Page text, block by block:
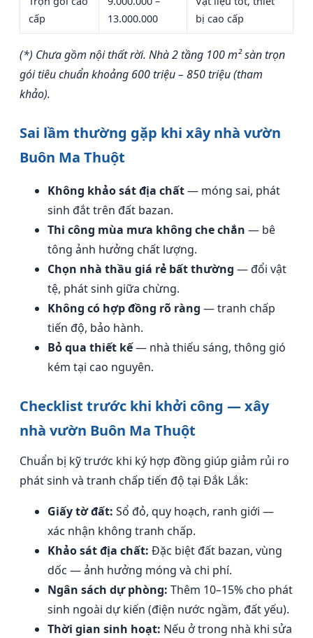
cấp
13.000.000
bị cao cấp
(*) Chưa gồm nội thất rời. Nhà 2 tầng 100 m² sàn trọn
gói tiêu chuẩn khoảng 600 triệu – 850 triệu (tham
khảo).
Sai lầm thường gặp khi xây nhà vườn
Buôn Ma Thuột
Không khảo sát địa chất— móng sai, phát
sinh đắt trên đất bazan.
Thi công mùa mưa không che chắn — bê
tông ảnh hưởng chất lượng.
Chọn nhà thầu giá rẻ bất thường — đổi vật
tệ, phát sinh giữa chừng.
Không có hợp đồng rõ ràng — tranh chấp
tiến độ, bảo hành.
Bỏ qua thiết kế— nhà thiếu sáng, thông gió
kém tại cao nguyên.
Checklist trước khi khởi công — xây
nhà vườn Buôn Ma Thuột
Chuẩn bị kỹ trước khi ký hợp đồng giúp giảm rủi ro
phát sinh và tranh chấp tiến độ tại Đắk Lắk:
Giấy tờ đất: Sổ đỏ, quy hoạch, ranh giới —
xác nhận không tranh chấp.
Khảo sát địa chất: Đặc biệt đất bazan, vùng
dốc — ảnh hưởng móng và chi phí.
Ngân sách dự phòng: Thêm 10–15% cho phát
sinh ngoài dự kiến (điện nước ngầm, đất yếu).
Thời gian sinh hoạt: Nếu ở trong nhà khi sửa